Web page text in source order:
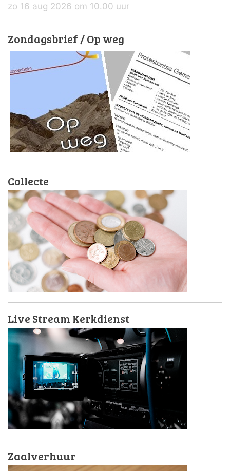
zo 16 aug 2026 om 10.00 uur
Zondagsbrief / Op weg
Collecte
Live Stream Kerkdienst
Zaalverhuur